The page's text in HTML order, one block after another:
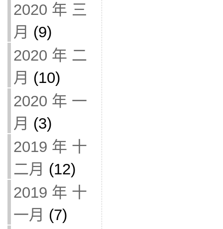
2020 年 三
月 (9)
2020 年 二
月 (10)
2020 年 一
月 (3)
2019 年 十
二月 (12)
2019 年 十
一月 (7)